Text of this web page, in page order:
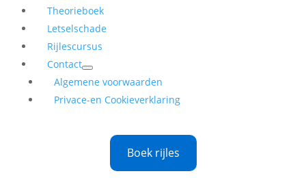
Theorieboek
Letselschade
Rijlescursus
Contact
Algemene voorwaarden
Privace-en Cookieverklaring
Boek rijles